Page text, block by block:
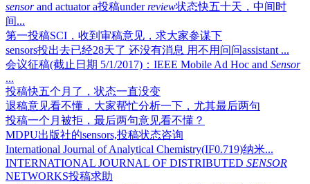
sensorand actuator a投稿underreview状态快五十天，中间时
间...
第一投稿SCI，收到审稿意见，求大家参谋下
sensors投出去已经28天了 还没有消息 用不用问问assistant ...
会议征稿(截止日期 5/1/2017)：IEEE Mobile Ad Hoc and Sensor
...
投稿快五个月了，状态一直没变
退稿意见看不懂，大家帮忙分析一下，尤其最后两句
投稿一个月被拒，最后两句意见看不懂？
MDPU出版社的sensors,投稿状态咨询
International Journal of Analytical Chemistry(IF0.719)纳米...
INTERNATIONAL JOURNAL OF DISTRIBUTED SENSOR
NETWORKS投稿求助